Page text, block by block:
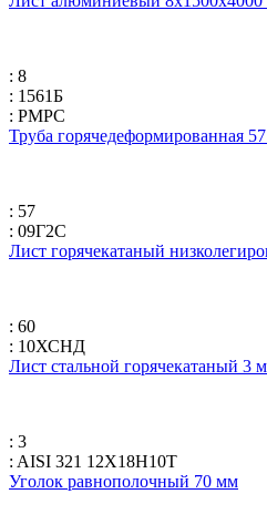
: 8
: 1561Б
: РМРС
Труба горячедеформированная
: 57
: 09Г2С
Лист горячекатаный
: 60
: 10ХСНД
Лист стальной горячекатаный 3
: 3
: AISI 321 12Х18Н10Т
Уголок равнополочный 70 мм